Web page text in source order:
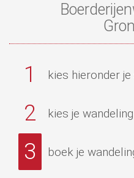
1 kies hieronder je
2 kies je wandeling
3 boek je